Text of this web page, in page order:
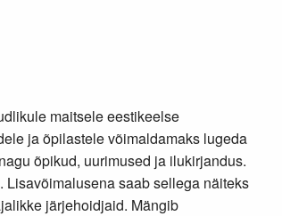
maitsele eestikeelse
ja õpilastele võimaldamaks lugeda
õpikud, uurimused ja ilukirjandus.
saab sellega näiteks
järjehoidjaid. Mängib